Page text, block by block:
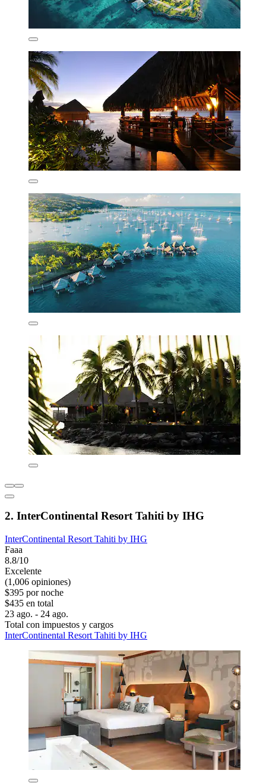
2. InterContinental Resort Tahiti by IHG
InterContinental Resort Tahiti by IHG
Faaa
8.8/10
Excelente
(1,006 opiniones)
$395 por noche
$435 en total
23 ago. - 24 ago.
Total con impuestos y cargos
InterContinental Resort Tahiti by IHG